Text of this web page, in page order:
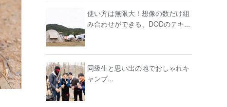
使い方は無限大！想像の数だけ組
み合わせができる、DODのテキ...
同級生と思い出の地でおしゃれキ
ャンプ...